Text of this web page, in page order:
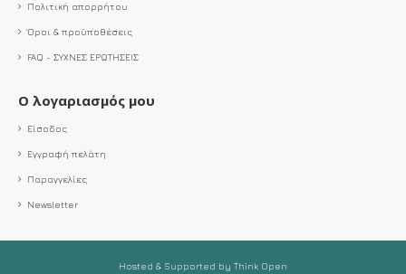
Πολιτική απορρήτου
Όροι & προϋποθέσεις
FAQ - ΣΥΧΝΕΣ ΕΡΩΤΗΣΕΙΣ
Ο λογαριασμός μου
Είσοδος
Εγγραφή πελάτη
Παραγγελίες
Newsletter
Hosted & Supported by Think Open